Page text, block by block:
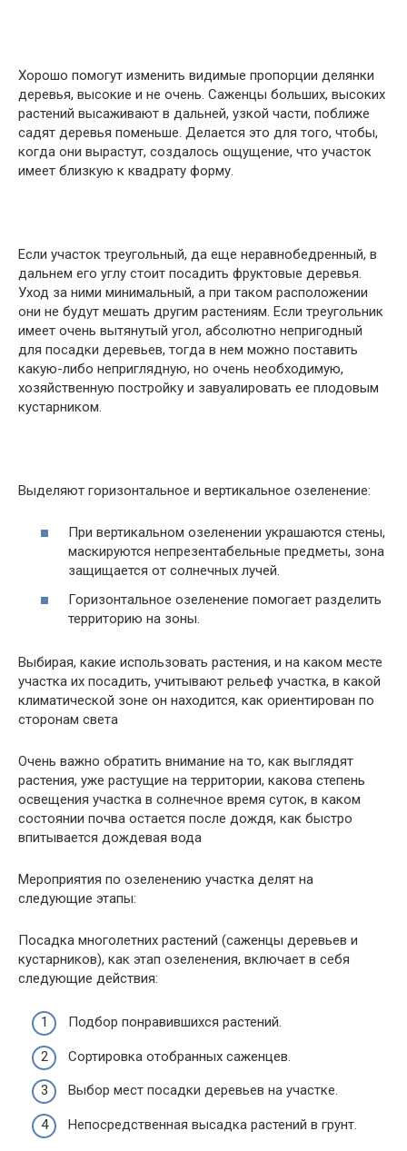
Хорошо помогут изменить видимые пропорции делянки
деревья, высокие и не очень. Саженцы больших, высоких
растений высаживают в дальней, узкой части, поближе
садят деревья поменьше. Делается это для того, чтобы,
когда они вырастут, создалось ощущение, что участок
имеет близкую к квадрату форму.
Если участок треугольный, да еще неравнобедренный, в
дальнем его углу стоит посадить фруктовые деревья.
Уход за ними минимальный, а при таком расположении
они не будут мешать другим растениям. Если треугольник
имеет очень вытянутый угол, абсолютно непригодный
для посадки деревьев, тогда в нем можно поставить
какую-либо неприглядную, но очень необходимую,
хозяйственную постройку и завуалировать ее плодовым
кустарником.
Выделяют горизонтальное и вертикальное озеленение:
При вертикальном озеленении украшаются стены,
маскируются непрезентабельные предметы, зона
защищается от солнечных лучей.
Горизонтальное озеленение помогает разделить
территорию на зоны.
Выбирая, какие использовать растения, и на каком месте
участка их посадить, учитывают рельеф участка, в какой
климатической зоне он находится, как ориентирован по
сторонам света
Очень важно обратить внимание на то, как выглядят
растения, уже растущие на территории, какова степень
освещения участка в солнечное время суток, в каком
состоянии почва остается после дождя, как быстро
впитывается дождевая вода
Мероприятия по озеленению участка делят на
следующие этапы:
Посадка многолетних растений (саженцы деревьев и
кустарников), как этап озеленения, включает в себя
следующие действия:
Подбор понравившихся растений.
Сортировка отобранных саженцев.
Выбор мест посадки деревьев на участке.
Непосредственная высадка растений в грунт.